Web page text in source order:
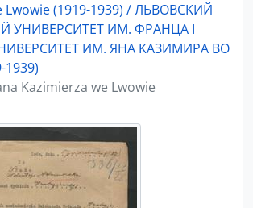
Lwowie (1919-1939) / ЛЬBOBCKИЙ
УНИBEPCИTET ИМ. ФPAНЦA I
ИМ. ЯНA KAЗИМИPA ВO
1939)
Kazimierza we Lwowie